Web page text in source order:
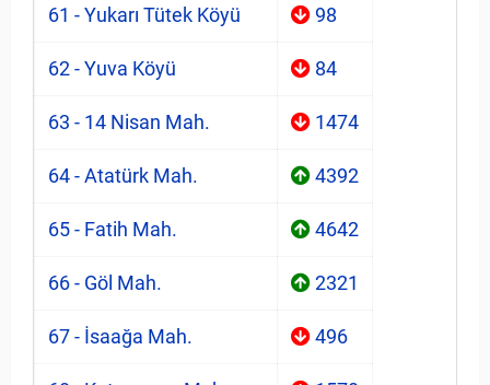
61 - Yukarı Tütek Köyü 98
62 - Yuva Köyü 84
63 - 14 Nisan Mah. 1474
64 - Atatürk Mah. 4392
65 - Fatih Mah. 4642
66 - Göl Mah. 2321
67 - İsaağa Mah. 496